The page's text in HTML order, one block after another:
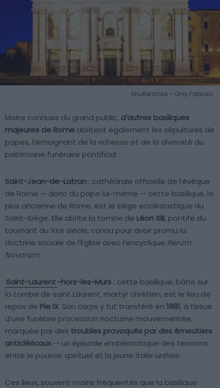
Shutterstock – Only Fabrizio
Moins connues du grand public, d’autres basiliques
majeures de Rome abritent également les sépultures de
papes, témoignant de la richesse et de la diversité du
patrimoine funéraire pontifical :
Saint-Jean-de-Latran : cathédrale officielle de l’évêque
de Rome — donc du pape lui-même — cette basilique, la
plus ancienne de Rome, est le siège ecclésiastique du
Saint-Siège. Elle abrite la tombe de Léon XIII, pontife du
tournant du XXe siècle, connu pour avoir promu la
doctrine sociale de l’Église avec l’encyclique Rerum
Novarum.
Saint-Laurent-hors-les-Murs : cette basilique, bâtie sur
la tombe de saint Laurent, martyr chrétien, est le lieu de
repos de Pie IX. Son corps y fut transféré en 1881, à l’issue
d’une funèbre procession nocturne mouvementée,
marquée par des troubles provoqués par des émeutiers
anticléricaux— un épisode emblématique des tensions
entre le pouvoir spirituel et la jeune Italie unifiée.
Ces lieux, souvent moins fréquentés que la basilique